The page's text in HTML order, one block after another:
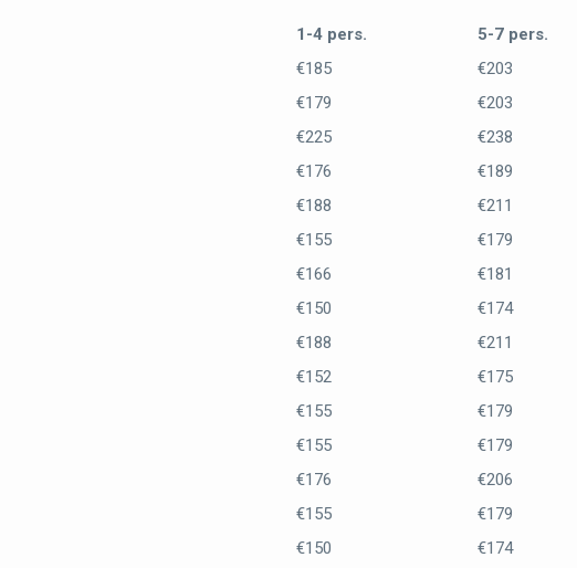
1-4 pers. 5-7 pers.
€185 €203
€179 €203
€225 €238
€176 €189
€188 €211
€155 €179
€166 €181
€150 €174
€188 €211
€152 €175
€155 €179
€155 €179
€176 €206
€155 €179
€150 €174